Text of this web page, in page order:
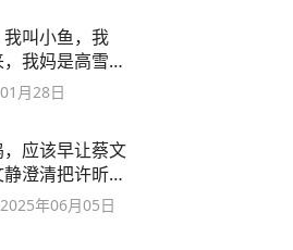
叫小鱼，我
我妈是高雪
富婆
01月28日
应该早让蔡文
澄清把许昕聊
2025年06月05日